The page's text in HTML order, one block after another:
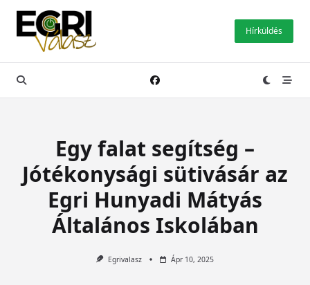
Skip
content
Hírküldés
Egy falat segítség –
Jótékonysági sütivásár az
Egri Hunyadi Mátyás
Általános Iskolában
Egrivalasz Ápr 10, 2025